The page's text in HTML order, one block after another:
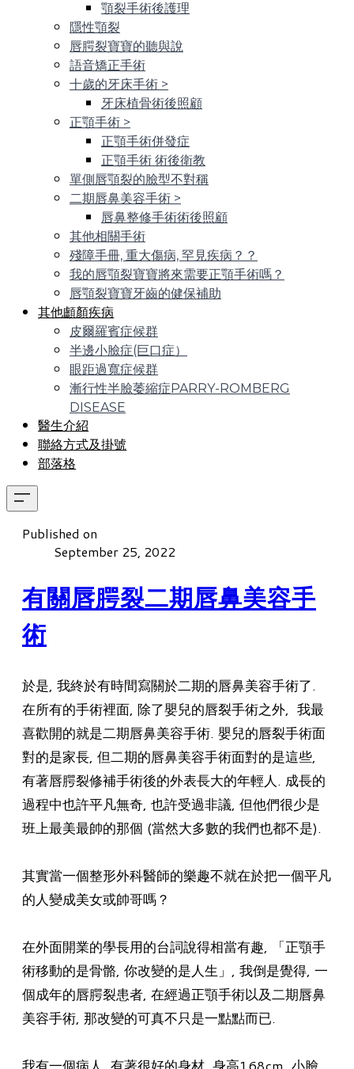
顎裂手術後護理
隱性顎裂
唇腭裂寶寶的聽與說
語音矯正手術
十歲的牙床手術 >
牙床植骨術後照顧
正顎手術 >
正顎手術併發症
正顎手術 術後衛教
單側唇顎裂的臉型不對稱
二期唇鼻美容手術 >
唇鼻整修手術術後照顧
其他相關手術
殘障手冊, 重大傷病, 罕見疾病？？
我的唇顎裂寶寶將來需要正顎手術嗎？
唇顎裂寶寶牙齒的健保補助
其他顱顏疾病
皮爾羅賓症候群
半邊小臉症(巨口症）
眼距過寬症候群
漸行性半臉萎縮症PARRY-ROMBERG
DISEASE
醫生介紹
聯絡方式及掛號
部落格
Published on
September 25, 2022
有關唇腭裂二期唇鼻美容手
術
於是, 我終於有時間寫關於二期的唇鼻美容手術了.
在所有的手術裡面, 除了嬰兒的唇裂手術之外, 我最
喜歡開的就是二期唇鼻美容手術. 嬰兒的唇裂手術面
對的是家長, 但二期的唇鼻美容手術面對的是這些,
有著唇腭裂修補手術後的外表長大的年輕人. 成長的
過程中也許平凡無奇, 也許受過非議, 但他們很少是
班上最美最帥的那個 (當然大多數的我們也都不是).
其實當一個整形外科醫師的樂趣不就在於把一個平凡
的人變成美女或帥哥嗎？
在外面開業的學長用的台詞說得相當有趣, 「正顎手
術移動的是骨骼, 你改變的是人生」, 我倒是覺得, 一
個成年的唇腭裂患者, 在經過正顎手術以及二期唇鼻
美容手術, 那改變的可真不只是一點點而已.
我有一個病人, 有著很好的身材, 身高168cm, 小臉